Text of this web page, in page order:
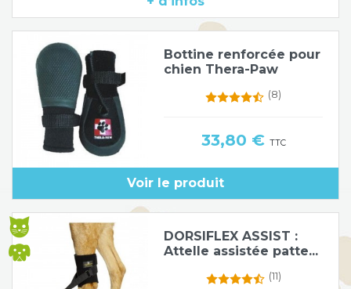
Bottine renforcée pour
chien Thera-Paw
(8)
Prix
33,80 € TTC
Voir le produit
DORSIFLEX ASSIST :
Attelle assistée patte...
(11)
Poids de jambe